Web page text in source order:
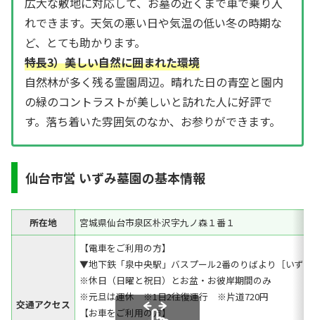
れできます。天気の悪い日や気温の低い冬の時期な
ど、とても助かります。
特長3）美しい自然に囲まれた環境
自然林が多く残る霊園周辺。晴れた日の青空と園内
の緑のコントラストが美しいと訪れた人に好評で
す。落ち着いた雰囲気のなか、お参りができます。
仙台市営 いずみ墓園の基本情報
所在地 宮城県仙台市泉区朴沢字九ノ森１番１
交通アクセス
【電車をご利用の方】
▼地下鉄「泉中央駅」バスプール2番のりばより［いず
※休日（日曜と祝日）とお盆・お彼岸期間のみ
※元旦は運休 ※1日2往復運行 ※片道720円
【お車をご利用の方】